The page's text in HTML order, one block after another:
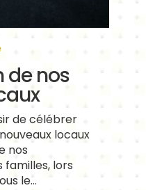
de nos
de célébrer
locaux
nos
lors
le...